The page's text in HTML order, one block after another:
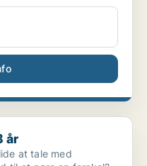
år
at tale med